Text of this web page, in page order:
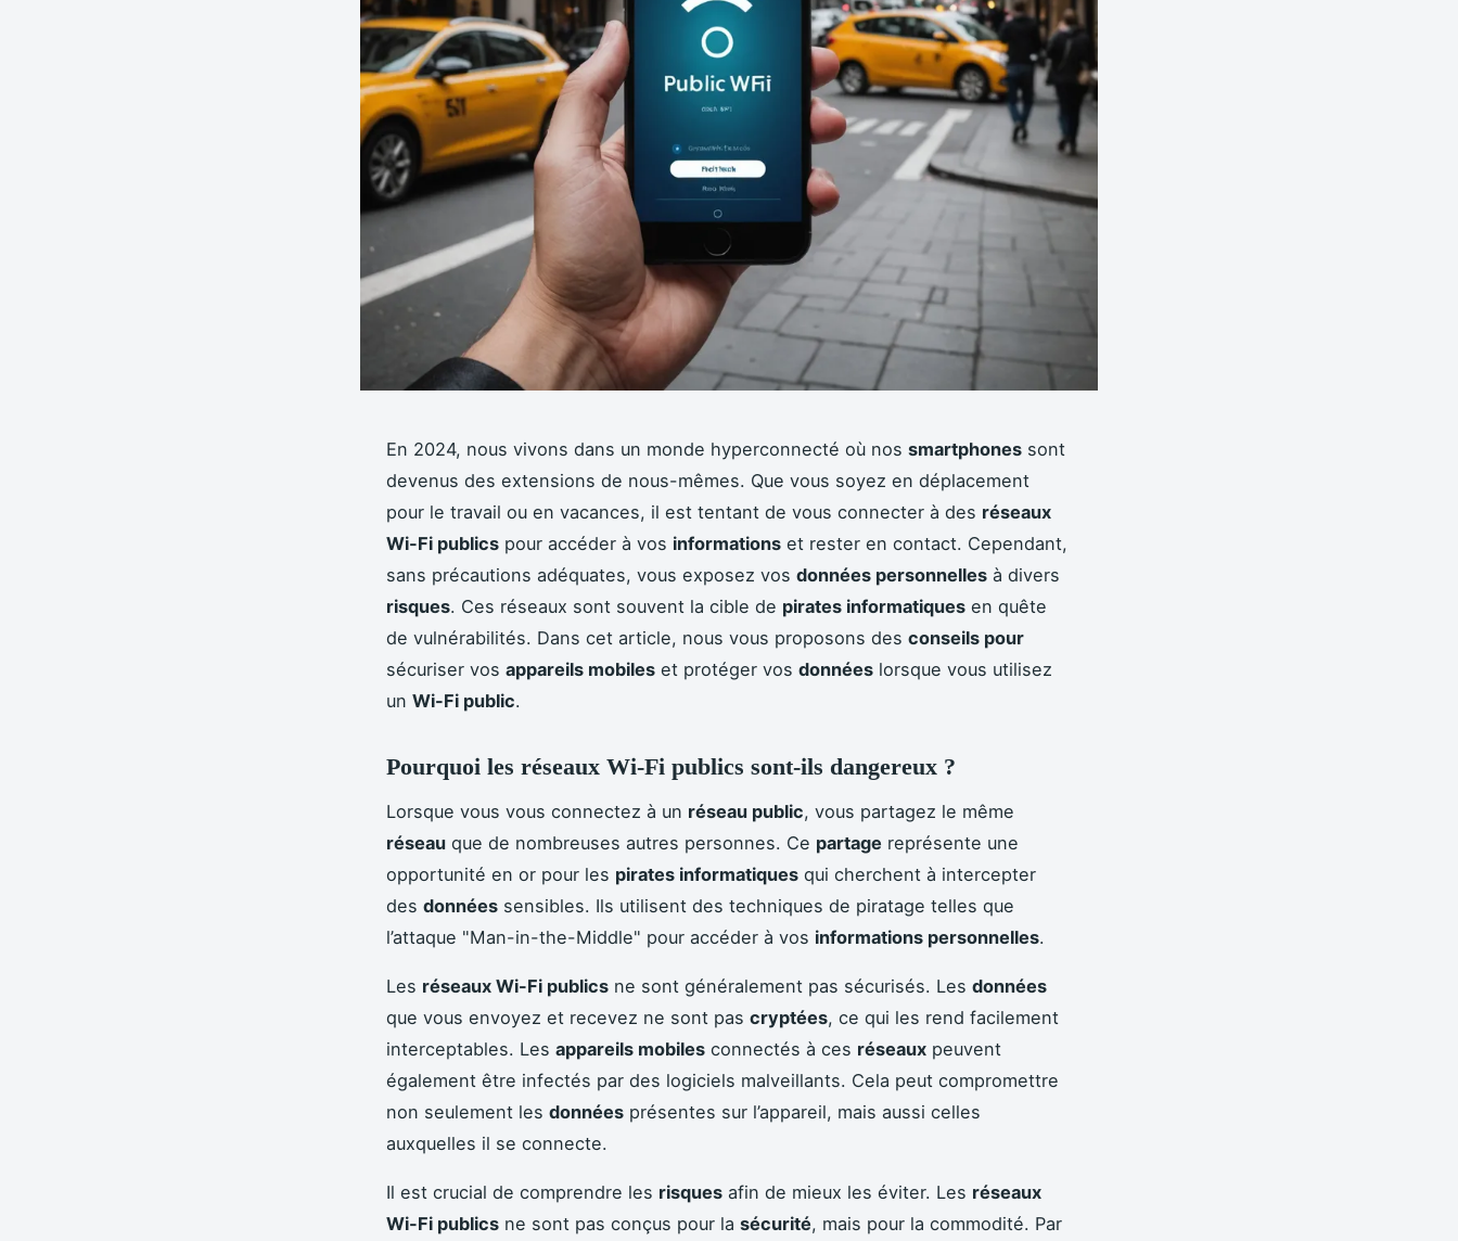
En 2024, nous vivons dans un monde hyperconnecté où nos smartphones sont
devenus des extensions de nous-mêmes. Que vous soyez en déplacement
pour le travail ou en vacances, il est tentant de vous connecter à des réseaux
Wi-Fi publics pour accéder à vos informations et rester en contact. Cependant,
sans précautions adéquates, vous exposez vos données personnelles à divers
risques. Ces réseaux sont souvent la cible de pirates informatiques en quête
de vulnérabilités. Dans cet article, nous vous proposons des conseils pour
sécuriser vos appareils mobiles et protéger vos données lorsque vous utilisez
un Wi-Fi public.
Pourquoi les réseaux Wi-Fi publics sont-ils dangereux ?
Lorsque vous vous connectez à un réseau public, vous partagez le même
réseau que de nombreuses autres personnes. Ce partage représente une
opportunité en or pour les pirates informatiques qui cherchent à intercepter
des données sensibles. Ils utilisent des techniques de piratage telles que
l’attaque "Man-in-the-Middle" pour accéder à vos informations personnelles.
Les réseaux Wi-Fi publics ne sont généralement pas sécurisés. Les données
que vous envoyez et recevez ne sont pas cryptées, ce qui les rend facilement
interceptables. Les appareils mobiles connectés à ces réseaux peuvent
également être infectés par des logiciels malveillants. Cela peut compromettre
non seulement les données présentes sur l’appareil, mais aussi celles
auxquelles il se connecte.
Il est crucial de comprendre les risques afin de mieux les éviter. Les réseaux
Wi-Fi publics ne sont pas conçus pour la sécurité, mais pour la commodité. Par